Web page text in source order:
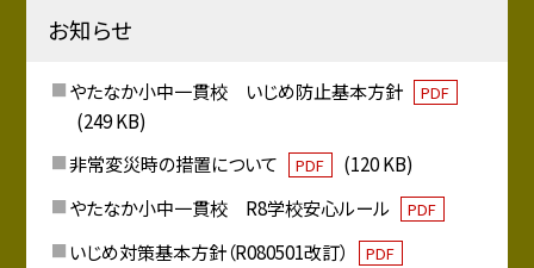
お知らせ
やたなか小中一貫校 いじめ防止基本方針 PDF
(249 KB)
非常変災時の措置について
PDF
(120 KB)
やたなか小中一貫校 R8学校安心ルール
PDF
いじめ対策基本方針（R080501改訂） PDF